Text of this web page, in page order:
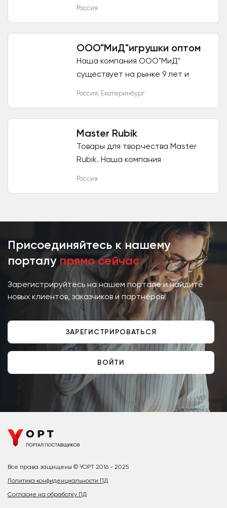
Россия
ООО"МиД"игрушки оптом
Наша компания ООО"МиД"
существует на рынке 9 лет и
Торговая марка Аймид. Мы
Россия, Екатеринбург
Master Rubik
Товары для творчества Master
Rubik. Наша компания
Россия
Присоединяйтесь к нашему
порталу прямо сейчас
Зарегистрируйтесь на нашем портале и найдите
новых клиентов, заказчиков и партнёров!
ЗАРЕГИСТРИРОВАТЬСЯ
ВОЙТИ
Все права защищены © YOPT 2016 - 2025
Политика конфиденциальности ПД
Согласие на обработку ПД